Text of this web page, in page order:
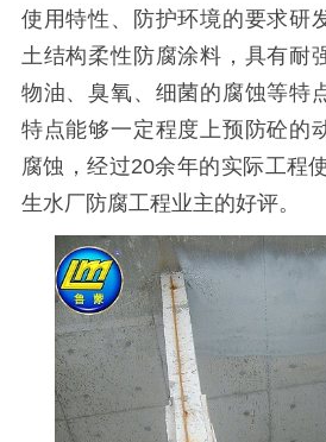
使用特性、防护环境的要求研
土结构柔性防腐涂料，具有耐
物油、臭氧、细菌的腐蚀等特
特点能够一定程度上预防砼的
腐蚀，经过20余年的实际工程
生水厂防腐工程业主的好评。